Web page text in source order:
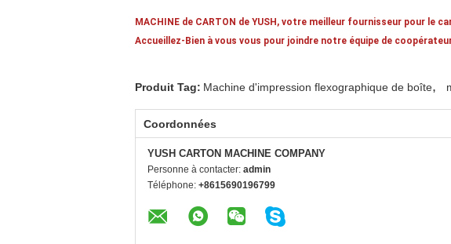
MACHINE de CARTON de YUSH, votre meilleur fournisseur pour
Accueillez-Bien à vous vous pour joindre notre équipe de
Produit Tag: Machine d'impression flexographique de boîte,
Coordonnées
YUSH CARTON MACHINE COMPANY
Personne à contacter: admin
Téléphone: +8615690196799